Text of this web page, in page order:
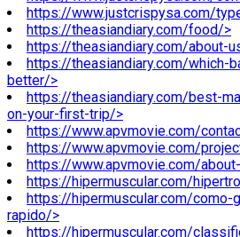
https://www.justcrispysa.com/
https://theasiandiary.com/food/>
https://theasiandiary.com/about-
https://theasiandiary.com/which-
better/>
https://theasiandiary.com/best-
on-your-first-trip/>
https://www.apvmovie.com/
https://www.apvmovie.com/
https://www.apvmovie.com/
https://hipermuscular.com/
https://hipermuscular.com/como-
rapido/>
https://hipermuscular.com/